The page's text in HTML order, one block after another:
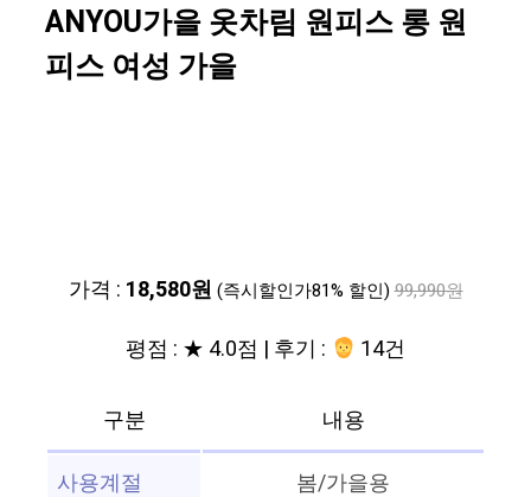
ANYOU가을 옷차림 원피스 롱 원
피스 여성 가을
가격 : 18,580원 (즉시할인가81% 할인) 99,990원
평점 : ★ 4.0점 | 후기 : 14건
구분
내용
사용계절
봄/가을용